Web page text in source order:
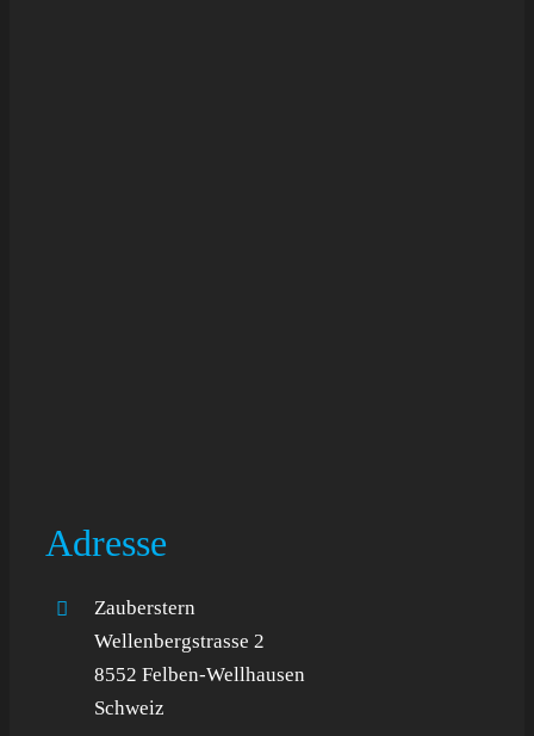
Adresse
Zauberstern
Wellenbergstrasse 2
8552 Felben-Wellhausen
Schweiz